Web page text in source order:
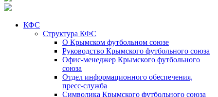
КФС
Структура КФС
О Крымском футбольном союзе
Руководство Крымского футбольного союза
Офис-менеджер Крымского футбольного
союза
Отдел информационного обеспечения,
пресс-служба
Символика Крымского футбольного союза